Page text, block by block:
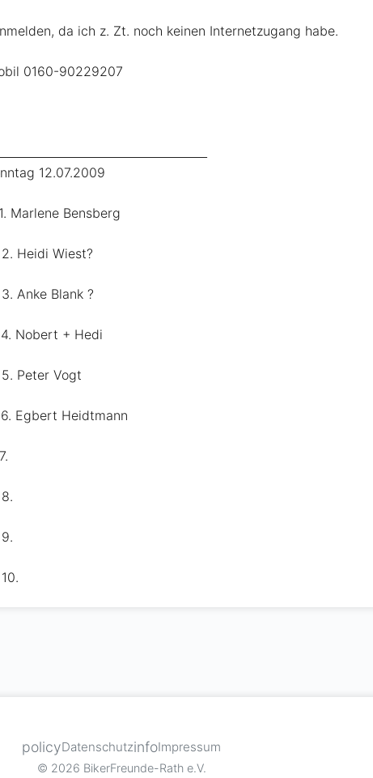
da ich z. Zt. noch keinen Internetzugang habe.
0160-90229207
12.07.2009
1. Marlene Bensberg
2. Heidi Wiest?
3. Anke Blank ?
4. Nobert + Hedi
5. Peter Vogt
6. Egbert Heidtmann
8.
9.
10.
policyDatenschutzinfoImpressum
© 2026 BikerFreunde-Rath e.V.